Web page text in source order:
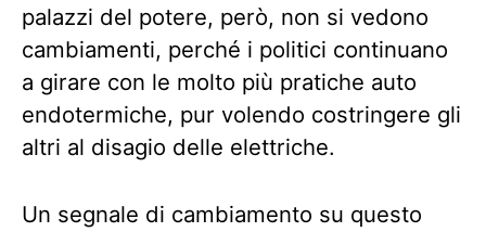
palazzi del potere, però, non si vedono
cambiamenti, perché i politici continuano
a girare con le molto più pratiche auto
endotermiche, pur volendo costringere gli
altri al disagio delle elettriche.
Un segnale di cambiamento su questo